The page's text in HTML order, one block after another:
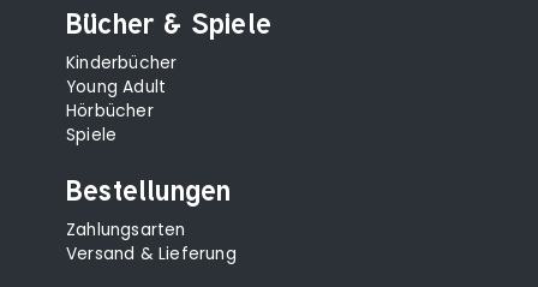
Bücher & Spiele
Kinderbücher
Young Adult
Hörbücher
Spiele
Bestellungen
Zahlungsarten
Versand & Lieferung